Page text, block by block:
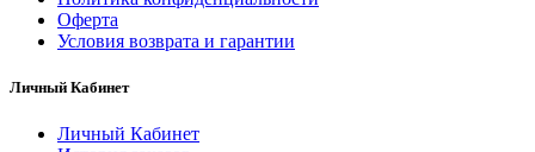
Оферта
Условия возврата и гарантии
Личный Кабинет
Личный Кабинет